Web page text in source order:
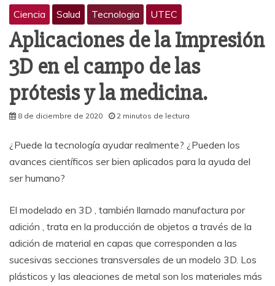
Ciencia Salud Tecnologia UTEC
Aplicaciones de la Impresión
3D en el campo de las
prótesis y la medicina.
8 de diciembre de 2020 2 minutos de lectura
¿Puede la tecnología ayudar realmente? ¿Pueden los
avances científicos ser bien aplicados para la ayuda del
ser humano?
El modelado en 3D , también llamado manufactura por
adición , trata en la producción de objetos a través de la
adición de material en capas que corresponden a las
sucesivas secciones transversales de un modelo 3D. Los
plásticos y las aleaciones de metal son los materiales más